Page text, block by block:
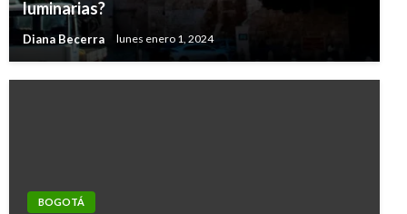
luminarias?
Diana Becerra lunes enero 1, 2024
BOGOTÁ